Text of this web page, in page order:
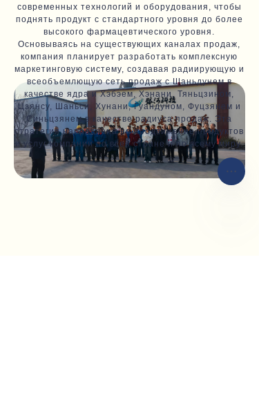
современных технологий и оборудования, чтобы
поднять продукт с стандартного уровня до более
высокого фармацевтического уровня.
Основываясь на существующих каналах продаж,
компания планирует разработать комплексную
маркетинговую систему, создавая радиирующую и
всеобъемлющую сеть продаж с Шаньдунем в
качестве ядра и Хэбэем, Хэнани, Тяньцзином,
Цзянсу, Шаньси, Хунани, Гуандуном, Фуцзянем и
Синьцзянем в качестве радиуса продаж. Эта
стратегия направлена на продвижение продуктов
и услуг компании по всей стране и по всему миру.